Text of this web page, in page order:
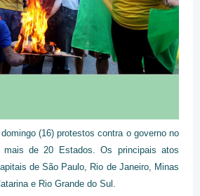
(16) protestos contra o governo no
mais de 20 Estados. Os principais atos
de São Paulo, Rio de Janeiro, Minas
e Rio Grande do Sul.